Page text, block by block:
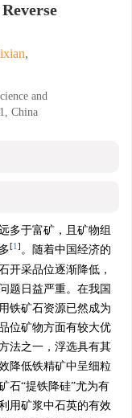
,
and
China
多于富矿，且矿物组
[1 ] 。随着中国经济的
开采品位逐渐降低，
题日益严重。在我国
铁矿石资源已然成为
位矿物方面有较大优
法之一，浮选具有其
降低铁精矿中呈细粒
石“提铁降硅”尤为有
用矿浆中石英的有效